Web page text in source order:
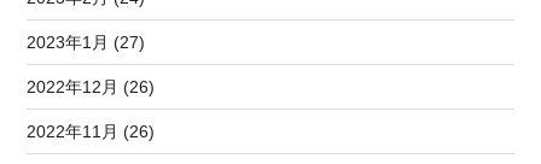
2023年1月 (27)
2022年12月 (26)
2022年11月 (26)